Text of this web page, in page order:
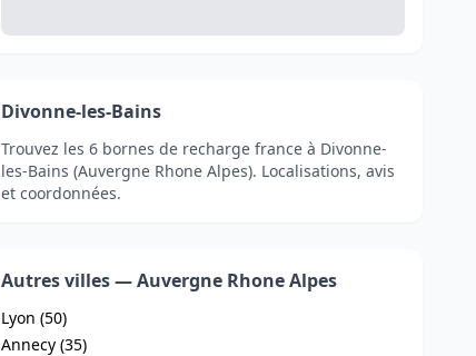
Divonne-les-Bains
Trouvez les 6 bornes de recharge france à Divonne-
les-Bains (Auvergne Rhone Alpes). Localisations, avis
et coordonnées.
Autres villes — Auvergne Rhone Alpes
Lyon (50)
Annecy (35)